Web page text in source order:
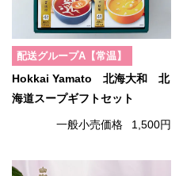
配送グループA【常温】
Hokkai Yamato 北海大和 北
海道スープギフトセット
一般小売価格 1,500円